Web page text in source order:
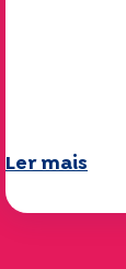
Ler mais